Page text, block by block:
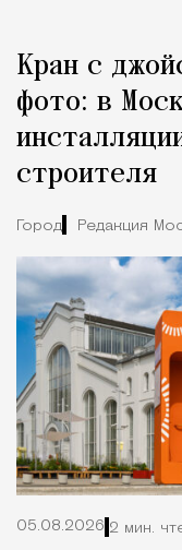
Кран с
фото: в
строителя
Город Редакция
05.08.2026 2 мин.